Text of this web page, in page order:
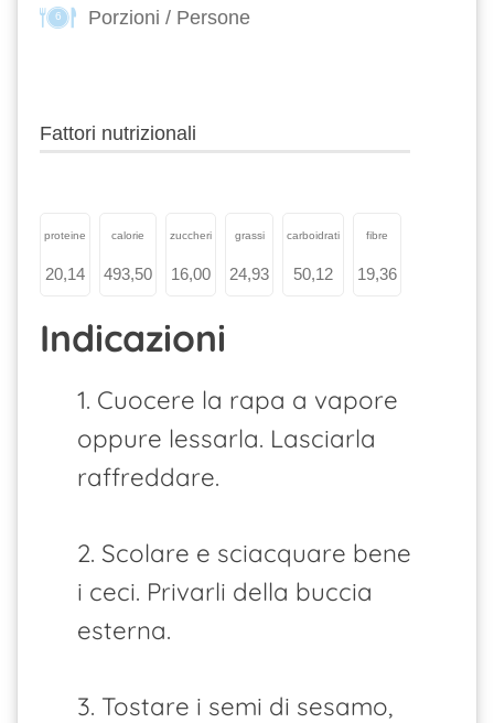
6 Porzioni / Persone
Fattori nutrizionali
proteine
20,14
calorie
493,50
zuccheri
16,00
grassi
24,93
carboidrati
50,12
fibre
19,36
Indicazioni
1. Cuocere la rapa a vapore
oppure lessarla. Lasciarla
raffreddare.
2. Scolare e sciacquare bene
i ceci. Privarli della buccia
esterna.
3. Tostare i semi di sesamo,